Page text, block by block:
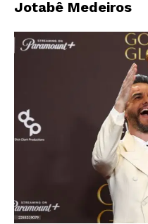
Jotabê Medeiros